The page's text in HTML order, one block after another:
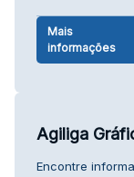
Mais
informações
Agiliga
Encontre